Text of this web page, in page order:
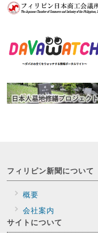
フィリピン新聞について
概要
会社案内
サイトについて